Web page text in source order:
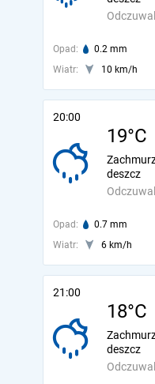
Opad: 0.2 mm
Wiatr:
10 km/h
20:00
19°C
deszcz
Opad: 0.7 mm
Wiatr:
6 km/h
21:00
18°C
deszcz